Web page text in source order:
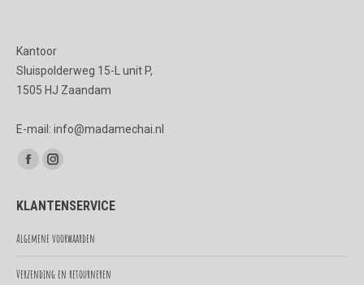
Kantoor
Sluispolderweg 15-L unit P,
1505 HJ Zaandam
E-mail: info@madamechai.nl
Vind ons op:
Facebook
opens
in
window
Instagram
opens
in
window
KLANTENSERVICE
Algemene voorwaarden
Verzending en retourneren